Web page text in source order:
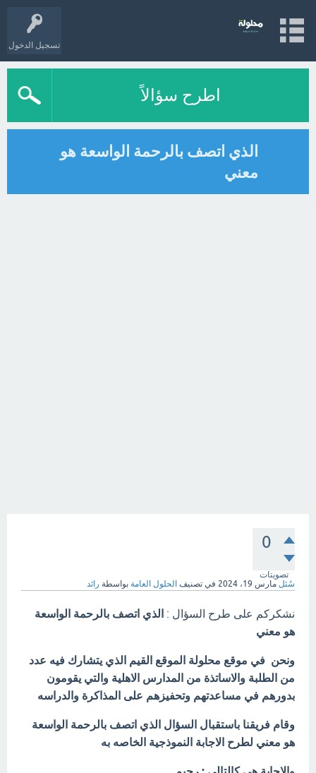
تسجيل الدخول
اطرح سؤالاً
الذي اتصف بالرحمة الواسعة هو
معني
0
تصويتات
سُئل مارس 19، 2024 في تصنيف الحلول العامة بواسطة رائد
نشكركم على طرح السؤال : الذي اتصف بالرحمة الواسعة
هو معني
ونحن في موقع محلولة الموقع القيم الذي يتشارك فيه عدد
من الطلبة والاساتذة من المدارس الاهلية والتي يقومون
بدورهم في مساعدتهم وتحفيزهم على المذاكرة والدراسه
وقام فريقنا باستقبال السؤال الذي اتصف بالرحمة الواسعة
هو معني لطرح الاجابة النموذجية الخاصه به